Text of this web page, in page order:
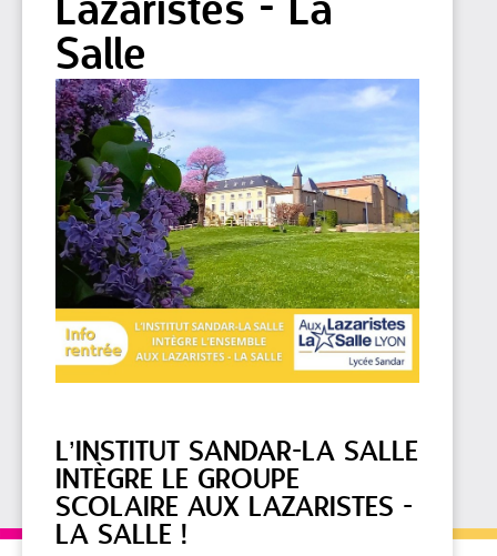
Lazaristes - La
Salle
L’INSTITUT SANDAR-LA SALLE
INTÈGRE LE GROUPE
SCOLAIRE AUX LAZARISTES -
LA SALLE !